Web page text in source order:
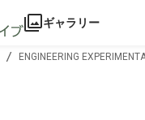
ギャラリー
ENGINEERING